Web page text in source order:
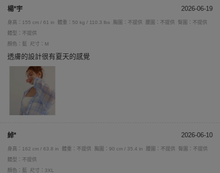
楊*宇 2026-06-19
身高：155 cm / 61 in 體重：50 kg / 110.3 lbs 胸圍：不提供 腰圍：不提供
臀圍：不提供
體型：不提供
顏色：藍
尺寸：M
透膚的設計很有夏天的感覺
綽* 2026-06-10
身高：162 cm / 63.8 in 體重：不提供 胸圍：90 cm / 35.4 in 腰圍：不提供
臀圍：不提供
體型：不提供
顏色：藍
尺寸：3XL